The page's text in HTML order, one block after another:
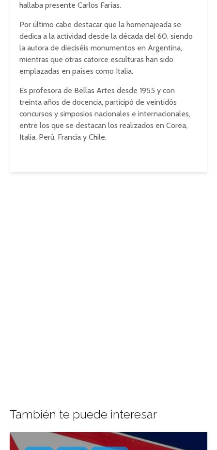
hallaba presente Carlos Farías.
Por último cabe destacar que la homenajeada se
dedica a la actividad desde la década del 60, siendo
la autora de dieciséis monumentos en Argentina,
mientras que otras catorce esculturas han sido
emplazadas en países como Italia.
Es profesora de Bellas Artes desde 1955 y con
treinta años de docencia, participó de veintidós
concursos y simposios nacionales e internacionales,
entre los que se destacan los realizados en Corea,
Italia, Perú, Francia y Chile.
También te puede interesar